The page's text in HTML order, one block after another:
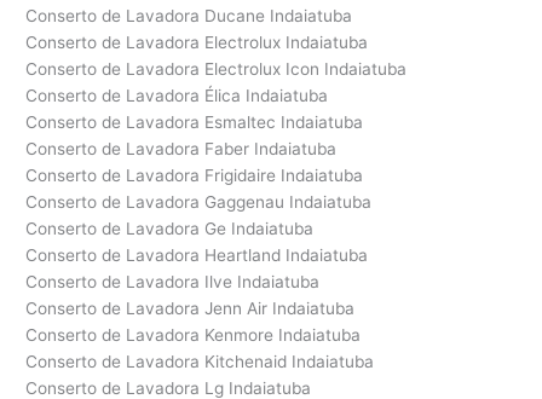
Conserto de Lavadora Ducane Indaiatuba
Conserto de Lavadora Electrolux Indaiatuba
Conserto de Lavadora Electrolux Icon Indaiatuba
Conserto de Lavadora Élica Indaiatuba
Conserto de Lavadora Esmaltec Indaiatuba
Conserto de Lavadora Faber Indaiatuba
Conserto de Lavadora Frigidaire Indaiatuba
Conserto de Lavadora Gaggenau Indaiatuba
Conserto de Lavadora Ge Indaiatuba
Conserto de Lavadora Heartland Indaiatuba
Conserto de Lavadora Ilve Indaiatuba
Conserto de Lavadora Jenn Air Indaiatuba
Conserto de Lavadora Kenmore Indaiatuba
Conserto de Lavadora Kitchenaid Indaiatuba
Conserto de Lavadora Lg Indaiatuba